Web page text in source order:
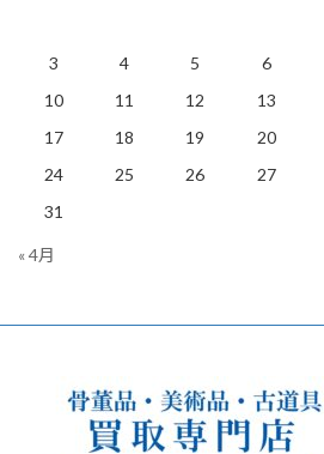
3
4 5 6
10
11 12 13
17
18 19 20
24
25 26 27
31
« 4月